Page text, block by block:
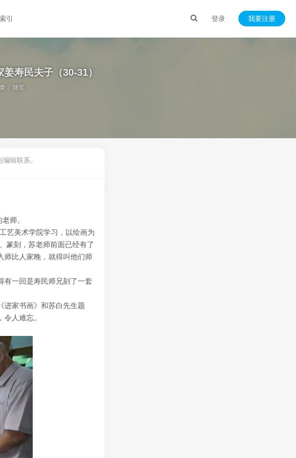
登录 我要注册
索引
寿民夫子（30-31）
：随笔
辑联系。
师。
艺美术学院学习，以绘画为
篆刻，苏老师前面已经有了
师比人家晚，就得叫他们师
有一回是寿民师兄刻了一套
进家书画》和苏白先生题
人难忘。